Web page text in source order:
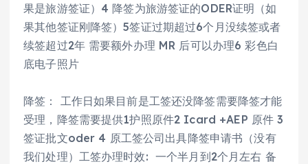
果是旅游签证）4 降签为旅游签证的ODER证明（如
果其他签证刚降签）5签证过期超过6个月没续签或者
续签超过2年 需要额外办理 MR 后可以办理6 彩色白
底电子照片
降签： 工作日如果目前是工签还没降签需要降签才能
受理，降签需要提供1护照原件2 Icard +AEP 原件 3
签证批文oder 4 原工签公司出具降签申请书（没有
我们处理）工签办理时效: 一个半月到2个月左右 备